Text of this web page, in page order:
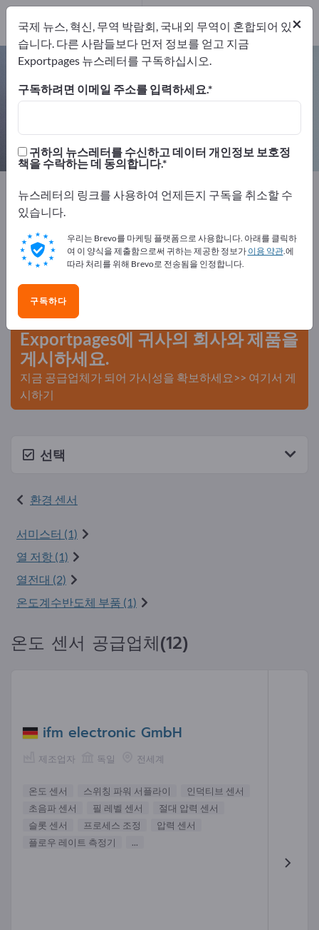
온도 센서 – 제조업체 및 공급업체 찾
기
제조업체 12
Exportpages 측정 기술 및 광학
센서 기술
환경 센서
온도 센서
Exportpages에서 무료로 광고하세
요!
수요 – 공급 – 중고품 – 비즈니스 연락처 >> 여기서 시작
하세요
Exportpages에 귀사의 회사와 제품을
게시하세요.
지금 공급업체가 되어 가시성을 확보하세요>> 여기서 게
시하기
선택
환경 센서
서미스터 (1)
열 저항 (1)
열전대 (2)
온도계수반도체 부품 (1)
온도 센서 공급업체(12)
ifm electronic GmbH
제조업자 독일 전세계
온도 센서 스위칭 파워 서플라이
인덕티브 센서
초음파 센서
필 레벨 센서
절대 압력 센서
슬롯 센서
프로세스 조정
압력 센서
플로우 레이트 측정기
...
×
국제 뉴스, 혁신, 무역 박람회, 국내외 무역이 혼합되어 있
습니다. 다른 사람들보다 먼저 정보를 얻고 지금
Exportpages 뉴스레터를 구독하십시오.
구독하려면 이메일 주소를 입력하세요.
귀하의 뉴스레터를 수신하고 데이터 개인정보 보호정
책을 수락하는 데 동의합니다.
뉴스레터의 링크를 사용하여 언제든지 구독을 취소할 수
있습니다.
우리는 Brevo를 마케팅 플랫폼으로 사용합니다. 아래를 클릭하
여 이 양식을 제출함으로써 귀하는 제공한 정보가 이용 약관.에
따라 처리를 위해 Brevo로 전송됨을 인정합니다.
구독하다